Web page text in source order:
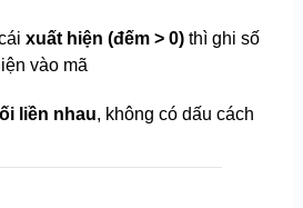
xuất hiện (đếm > 0)thì ghi số
vào mã
liền nhau, không có dấu cách